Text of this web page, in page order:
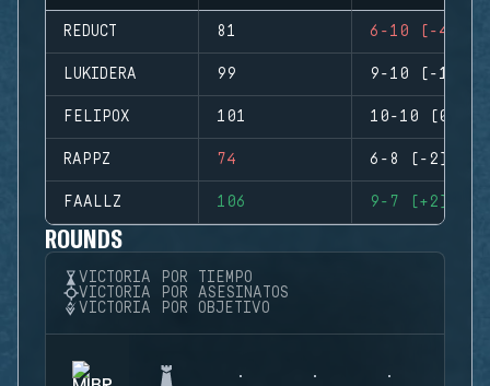
REDUCT 81 6-10 (-4)
LUKIDERA 99 9-10 (-1)
FELIPOX 101 10-10 (0)
RAPPZ 74 6-8 (-2)
FAALLZ 106 9-7 (+2)
ROUNDS
VICTORIA POR TIEMPO
VICTORIA POR ASESINATOS
VICTORIA POR OBJETIVO